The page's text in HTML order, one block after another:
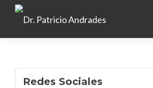
Redes Sociales